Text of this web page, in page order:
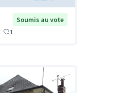
Soumis au vote
1